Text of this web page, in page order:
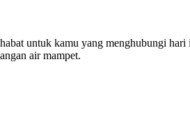
untuk kamu yang menghubungi
air mampet.